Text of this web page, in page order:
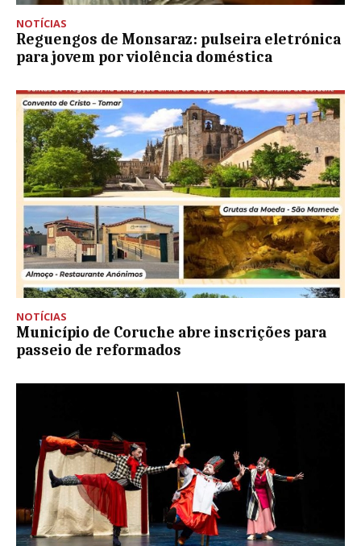
NOTÍCIAS
Reguengos de Monsaraz: pulseira eletrónica
para jovem por violência doméstica
NOTÍCIAS
Município de Coruche abre inscrições para
passeio de reformados